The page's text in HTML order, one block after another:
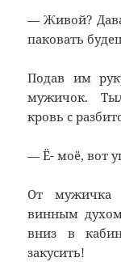
— Живой?
паковать
Подав им
мужичок.
кровь с
— Ё- моё, вот
От мужичка
винным
вниз в
закусить!